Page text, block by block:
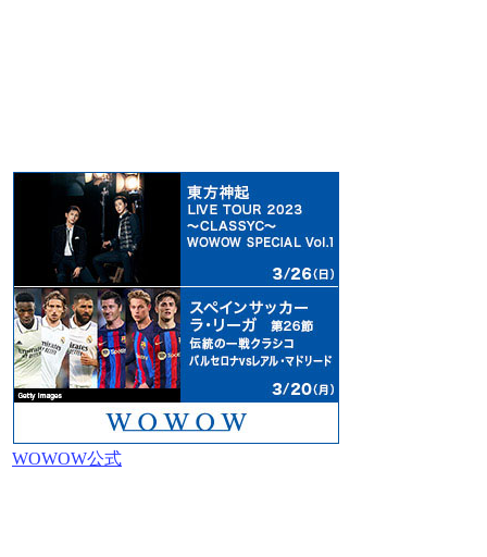
WOWOW公式